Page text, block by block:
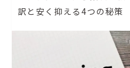
訳と安く抑える4つの秘策